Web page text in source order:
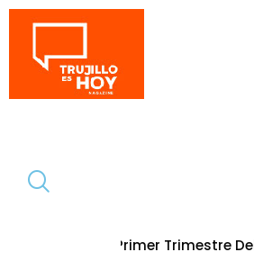
Trimestre Del 2026 6 de agosto de 2026